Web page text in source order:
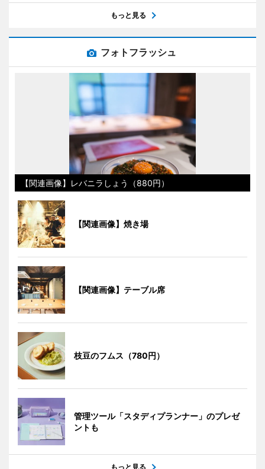
もっと見る
フォトフラッシュ
【関連画像】レバニラしょう（880円）
【関連画像】焼き場
【関連画像】テーブル席
枝豆のフムス（780円）
管理ツール「スタディプランナー」のプレゼ
ントも
もっと見る